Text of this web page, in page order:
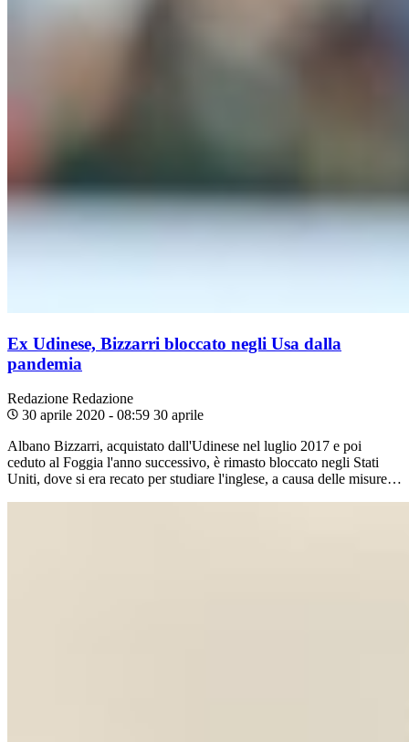
Ex Udinese, Bizzarri bloccato negli Usa dalla
pandemia
Redazione Redazione
30 aprile 2020 - 08:59 30 aprile
Albano Bizzarri, acquistato dall'Udinese nel luglio 2017 e poi
ceduto al Foggia l'anno successivo, è rimasto bloccato negli Stati
Uniti, dove si era recato per studiare l'inglese, a causa delle misure…